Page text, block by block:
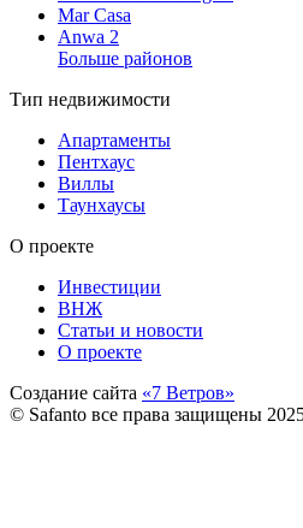
Mar Casa
Anwa 2
Больше районов
Тип недвижимости
Апартаменты
Пентхаус
Виллы
Таунхаусы
О проекте
Инвестиции
ВНЖ
Статьи и новости
О проекте
Создание сайта «7 Ветров»
© Safanto все права защищены